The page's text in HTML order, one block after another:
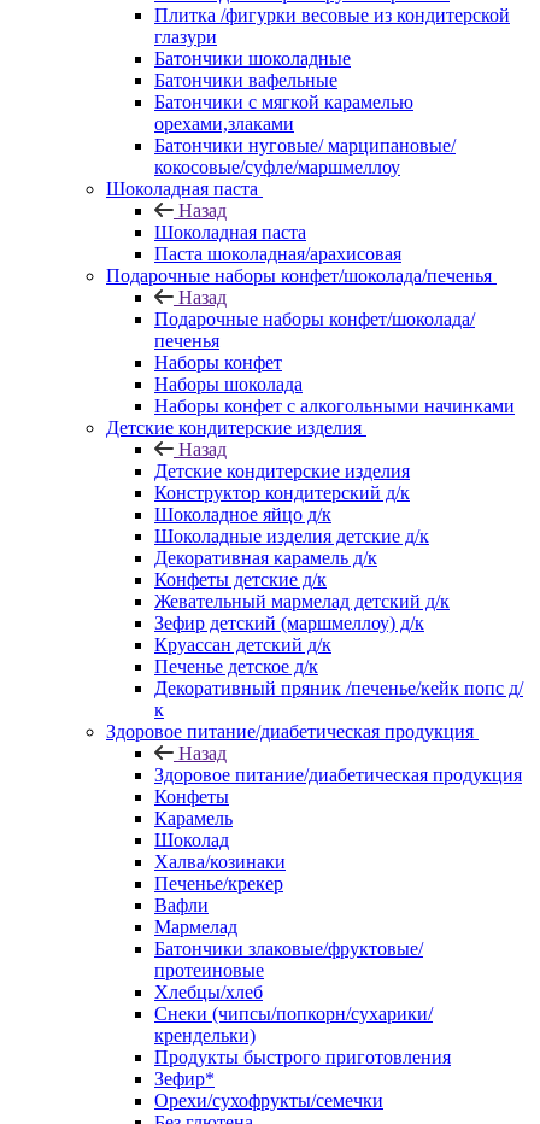
Плитка /фигурки весовые из кондитерской
глазури
Батончики шоколадные
Батончики вафельные
Батончики с мягкой карамелью
орехами,злаками
Батончики нуговые/ марципановые/
кокосовые/суфле/маршмеллоу
Шоколадная паста
Назад
Шоколадная паста
Паста шоколадная/арахисовая
Подарочные наборы конфет/шоколада/печенья
Назад
Подарочные наборы конфет/шоколада/
печенья
Наборы конфет
Наборы шоколада
Наборы конфет с алкогольными начинками
Детские кондитерские изделия
Назад
Детские кондитерские изделия
Конструктор кондитерский д/к
Шоколадное яйцо д/к
Шоколадные изделия детские д/к
Декоративная карамель д/к
Конфеты детские д/к
Жевательный мармелад детский д/к
Зефир детский (маршмеллоу) д/к
Круассан детский д/к
Печенье детское д/к
Декоративный пряник /печенье/кейк попс д/
к
Здоровое питание/диабетическая продукция
Назад
Здоровое питание/диабетическая продукция
Конфеты
Карамель
Шоколад
Халва/козинаки
Печенье/крекер
Вафли
Мармелад
Батончики злаковые/фруктовые/
протеиновые
Хлебцы/хлеб
Снеки (чипсы/попкорн/сухарики/
крендельки)
Продукты быстрого приготовления
Зефир*
Орехи/сухофрукты/семечки